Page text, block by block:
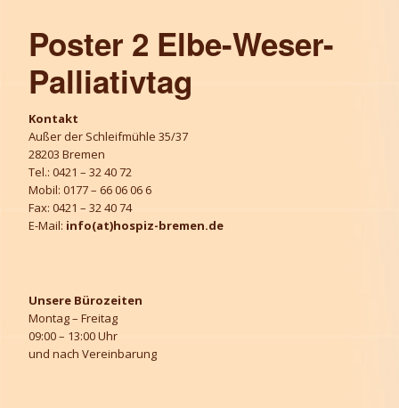
Poster 2 Elbe-Weser-
Palliativtag
Kontakt
Außer der Schleifmühle 35/37
28203 Bremen
Tel.: 0421 – 32 40 72
Mobil: 0177 – 66 06 06 6
Fax: 0421 – 32 40 74
E-Mail: info(at)hospiz-bremen.de
Unsere Bürozeiten
Montag – Freitag
09:00 – 13:00 Uhr
und nach Vereinbarung